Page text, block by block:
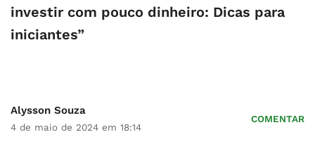
investir com pouco dinheiro: Dicas para
iniciantes”
Alysson Souza
4 de maio de 2024 em 18:14
COMENTAR